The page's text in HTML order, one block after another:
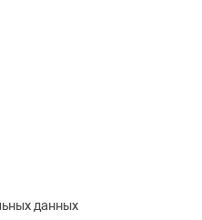
данных